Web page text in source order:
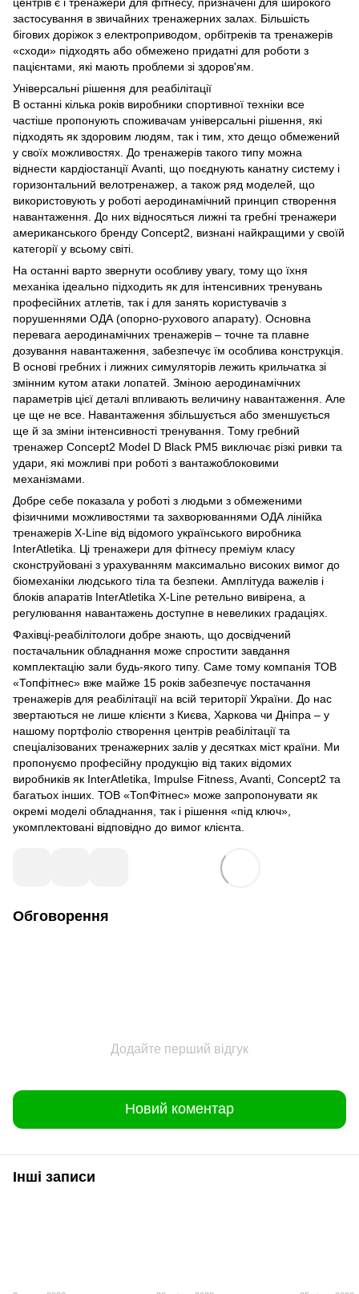
застосування в звичайних тренажерних залах. Більшість
бігових доріжок з електроприводом, орбітреків та тренажерів
«сходи» підходять або обмежено придатні для роботи з
пацієнтами, які мають проблеми зі здоров'ям.
Універсальні рішення для реабілітації
В останні кілька років виробники спортивної техніки все
частіше пропонують споживачам універсальні рішення, які
підходять як здоровим людям, так і тим, хто дещо обмежений
у своїх можливостях. До тренажерів такого типу можна
віднести кардіостанції Avanti, що поєднують канатну систему і
горизонтальний велотренажер, а також ряд моделей, що
використовують у роботі аеродинамічний принцип створення
навантаження. До них відносяться лижні та гребні тренажери
американського бренду Concept2, визнані найкращими у своїй
категорії у всьому світі.
На останні варто звернути особливу увагу, тому що їхня
механіка ідеально підходить як для інтенсивних тренувань
професійних атлетів, так і для занять користувачів з
порушеннями ОДА (опорно-рухового апарату). Основна
перевага аеродинамічних тренажерів – точне та плавне
дозування навантаження, забезпечує їм особлива конструкція.
В основі гребних і лижних симуляторів лежить крильчатка зі
змінним кутом атаки лопатей. Зміною аеродинамічних
параметрів цієї деталі впливають величину навантаження. Але
це ще не все. Навантаження збільшується або зменшується
ще й за зміни інтенсивності тренування. Тому гребний
тренажер Concept2 Model D Black PM5 виключає різкі ривки та
удари, які можливі при роботі з вантажоблоковими
механізмами.
Добре себе показала у роботі з людьми з обмеженими
фізичними можливостями та захворюваннями ОДА лінійка
тренажерів X-Line від відомого українського виробника
InterAtletika. Ці тренажери для фітнесу преміум класу
сконструйовані з урахуванням максимально високих вимог до
біомеханіки людського тіла та безпеки. Амплітуда важелів і
блоків апаратів InterAtletika X-Line ретельно вивірена, а
регулювання навантажень доступне в невеликих градаціях.
Фахівці-реабілітологи добре знають, що досвідчений
постачальник обладнання може спростити завдання
комплектацію зали будь-якого типу. Саме тому компанія ТОВ
«Топфітнес» вже майже 15 років забезпечує постачання
тренажерів для реабілітації на всій території України. До нас
звертаються не лише клієнти з Києва, Харкова чи Дніпра – у
нашому портфоліо створення центрів реабілітації та
спеціалізованих тренажерних залів у десятках міст країни. Ми
пропонуємо професійну продукцію від таких відомих
виробників як InterAtletika, Impulse Fitness, Avanti, Concept2 та
багатьох інших. ТОВ «ТопФітнес» може запропонувати як
окремі моделі обладнання, так і рішення «під ключ»,
укомплектовані відповідно до вимог клієнта.
Обговорення
Додайте перший відгук
Новий коментар
Інші записи